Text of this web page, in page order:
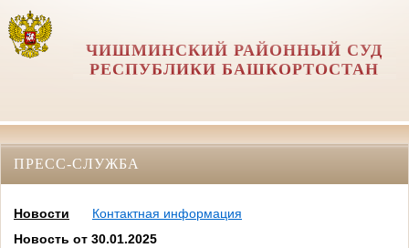
ЧИШМИНСКИЙ РАЙОННЫЙ СУД
РЕСПУБЛИКИ БАШКОРТОСТАН
ПРЕСС-СЛУЖБА
Новости
Контактная информация
Новость от 30.01.2025